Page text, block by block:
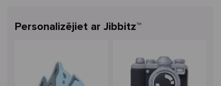
Personalizējiet ar Jibbitz™